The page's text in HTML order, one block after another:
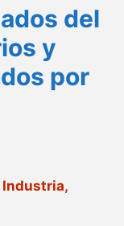
del
y
por
Industria,